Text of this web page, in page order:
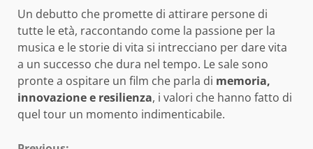
Un debutto che promette di attirare persone di
tutte le età, raccontando come la passione per la
musica e le storie di vita si intrecciano per dare vita
a un successo che dura nel tempo. Le sale sono
pronte a ospitare un film che parla di memoria,
innovazione e resilienza, i valori che hanno fatto di
quel tour un momento indimenticabile.